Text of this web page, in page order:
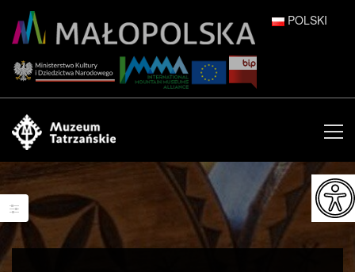
POLSKI
ENGLISH
ESPAÑOL
FRANÇAIS
ITALIANO